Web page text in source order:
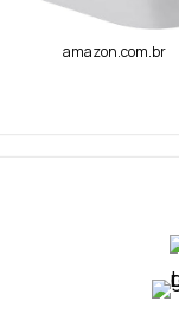
amazon.com.br